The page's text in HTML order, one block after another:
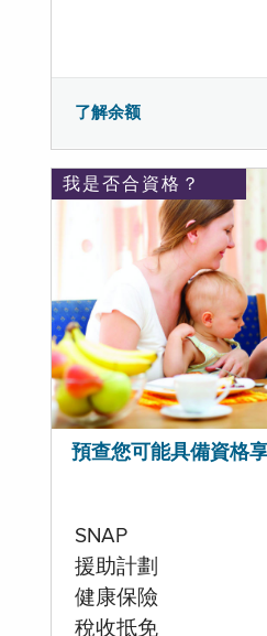
了解余额
我是否合資格？
預查您可能具備資格
SNAP
援助計劃
健康保險
稅收抵免